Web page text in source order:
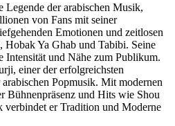
Legende der arabischen Musik,
von Fans mit seiner
Emotionen und zeitlosen
Ya Ghab und Tabibi. Seine
Intensität und Nähe zum Publikum.
einer der erfolgreichsten
Popmusik. Mit modernen
Bühnenpräsenz und Hits wie Shou
er Tradition und Moderne